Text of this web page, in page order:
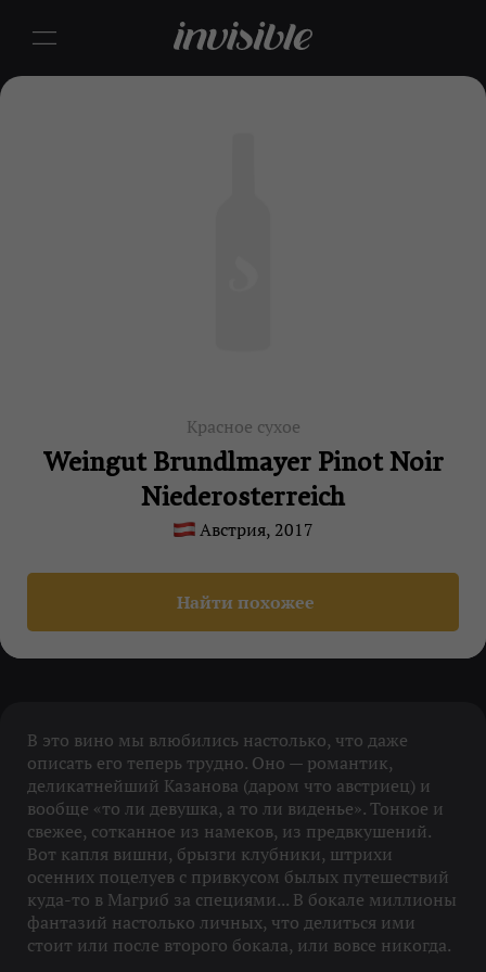
Красное сухое
Weingut Brundlmayer Pinot Noir
Niederosterreich
Австрия, 2017
Найти похожее
В это вино мы влюбились настолько, что даже
описать его теперь трудно. Оно — романтик,
деликатнейший Казанова (даром что австриец) и
вообще «то ли девушка, а то ли виденье». Тонкое и
свежее, сотканное из намеков, из предвкушений.
Вот капля вишни, брызги клубники, штрихи
осенних поцелуев с привкусом былых путешествий
куда-то в Магриб за специями... В бокале миллионы
фантазий настолько личных, что делиться ими
стоит или после второго бокала, или вовсе никогда.